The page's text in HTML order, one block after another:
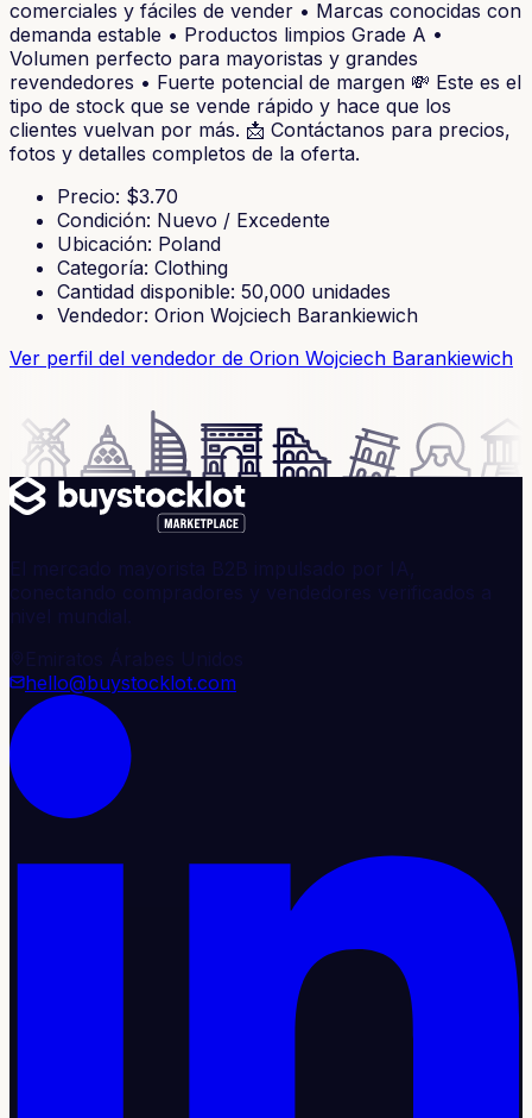
comerciales y fáciles de vender • Marcas conocidas con
demanda estable • Productos limpios Grade A •
Volumen perfecto para mayoristas y grandes
revendedores • Fuerte potencial de margen 💸 Este es el
tipo de stock que se vende rápido y hace que los
clientes vuelvan por más. 📩 Contáctanos para precios,
fotos y detalles completos de la oferta.
Precio: $3.70
Condición: Nuevo / Excedente
Ubicación: Poland
Categoría: Clothing
Cantidad disponible: 50,000 unidades
Vendedor: Orion Wojciech Barankiewich
Ver perfil del vendedor de Orion Wojciech Barankiewich
El mercado mayorista B2B impulsado por IA,
conectando compradores y vendedores verificados a
nivel mundial.
Emiratos Árabes Unidos
hello@buystocklot.com